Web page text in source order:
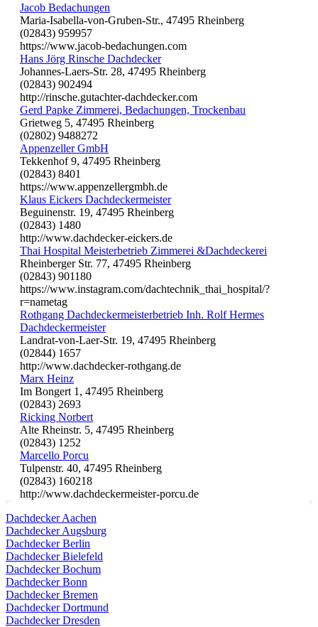
Jacob Bedachungen
Maria-Isabella-von-Gruben-Str., 47495 Rheinberg
(02843) 959957
https://www.jacob-bedachungen.com
Hans Jörg Rinsche Dachdecker
Johannes-Laers-Str. 28, 47495 Rheinberg
(02843) 902494
http://rinsche.gutachter-dachdecker.com
Gerd Papke Zimmerei, Bedachungen, Trockenbau
Grietweg 5, 47495 Rheinberg
(02802) 9488272
Appenzeller GmbH
Tekkenhof 9, 47495 Rheinberg
(02843) 8401
https://www.appenzellergmbh.de
Klaus Eickers Dachdeckermeister
Beguinenstr. 19, 47495 Rheinberg
(02843) 1480
http://www.dachdecker-eickers.de
Thai Hospital Meisterbetrieb Zimmerei &Dachdeckerei
Rheinberger Str. 77, 47495 Rheinberg
(02843) 901180
https://www.instagram.com/dachtechnik_thai_hospital/?
r=nametag
Rothgang Dachdeckermeisterbetrieb Inh. Rolf Hermes
Dachdeckermeister
Landrat-von-Laer-Str. 19, 47495 Rheinberg
(02844) 1657
http://www.dachdecker-rothgang.de
Marx Heinz
Im Bongert 1, 47495 Rheinberg
(02843) 2693
Ricking Norbert
Alte Rheinstr. 5, 47495 Rheinberg
(02843) 1252
Marcello Porcu
Tulpenstr. 40, 47495 Rheinberg
(02843) 160218
http://www.dachdeckermeister-porcu.de
Dachdecker Aachen
Dachdecker Augsburg
Dachdecker Berlin
Dachdecker Bielefeld
Dachdecker Bochum
Dachdecker Bonn
Dachdecker Bremen
Dachdecker Dortmund
Dachdecker Dresden